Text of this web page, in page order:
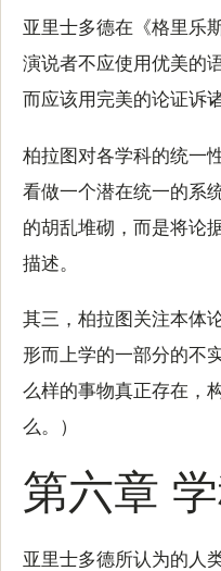
亚里士多德在《格里乐
演说者不应使用优美的
而应该用完美的论证诉
柏拉图对各学科的统一
看做一个潜在统一的系
的胡乱堆砌，而是将论
描述。
其三，柏拉图关注本体
形而上学的一部分的不
么样的事物真正存在，
么。）
第六章
亚里士多德所认为的人